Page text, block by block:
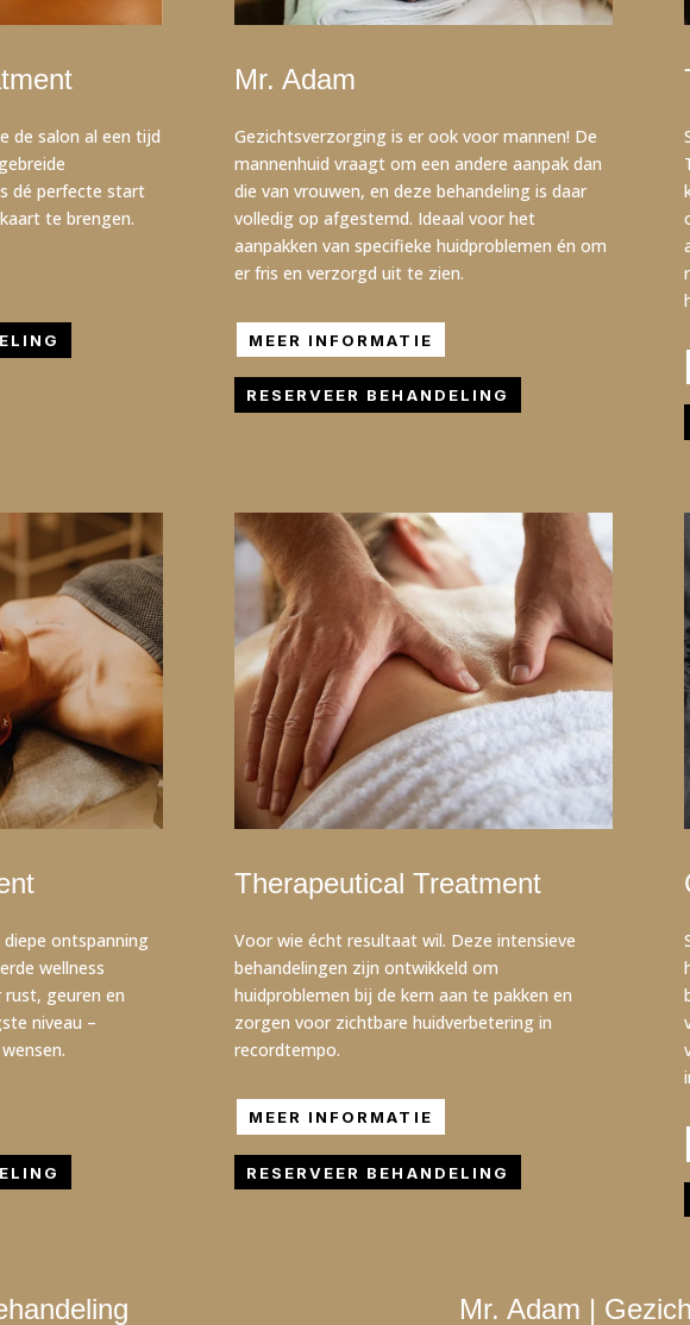
de salon al een tijd
dé perfecte start
te brengen.
Mr. Adam
Gezichtsverzorging is er ook voor mannen! De
mannenhuid vraagt om een andere aanpak dan
die van vrouwen, en deze behandeling is daar
volledig op afgestemd. Ideaal voor het
aanpakken van specifieke huidproblemen én om
er fris en verzorgd uit te zien.
MEER INFORMATIE
RESERVEER BEHANDELING
ontspanning
wellness
rust, geuren en
niveau –
Therapeutical Treatment
Voor wie écht resultaat wil. Deze intensieve
behandelingen zijn ontwikkeld om
huidproblemen bij de kern aan te pakken en
zorgen voor zichtbare huidverbetering in
recordtempo.
MEER INFORMATIE
RESERVEER BEHANDELING
Mr. Adam |